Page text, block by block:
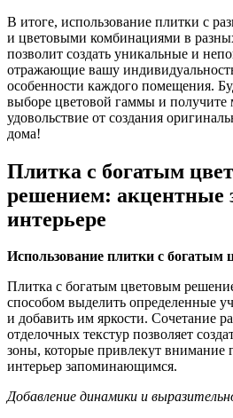
В итоге, использование плитки с
и цветовыми комбинациями в
позволит создать уникальные и
отражающие вашу
особенности каждого помещения.
выборе цветовой гаммы и получите
удовольствие от создания
дома!
Плитка с богатым
решением: акцентные
интерьере
Использование плитки с
Плитка с богатым цветовым
способом выделить определенные
и добавить им яркости. Сочетание
отделочных текстур позволяет
зоны, которые привлекут внимание
интерьер запоминающимся.
Добавление динамики и